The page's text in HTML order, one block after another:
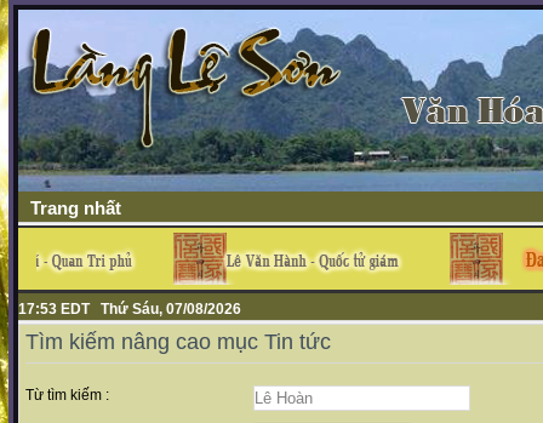
Trang nhất
17:53 EDT Thứ Sáu, 07/08/2026
Tìm kiếm nâng cao mục Tin tức
Từ tìm kiếm :